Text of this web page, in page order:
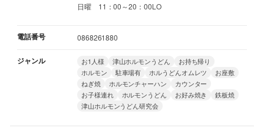
日曜 11：00～20：00LO
電話番号 0868261880
ジャンル お1人様 津山ホルモンうどん
お持ち帰り
ホルモン
駐車場有 ホルうどんオムレツ
お座敷
ねぎ焼
ホルモンチャーハン
カウンター
お子様連れ
ホルモンうどん お好み焼き
鉄板焼
津山ホルモンうどん研究会